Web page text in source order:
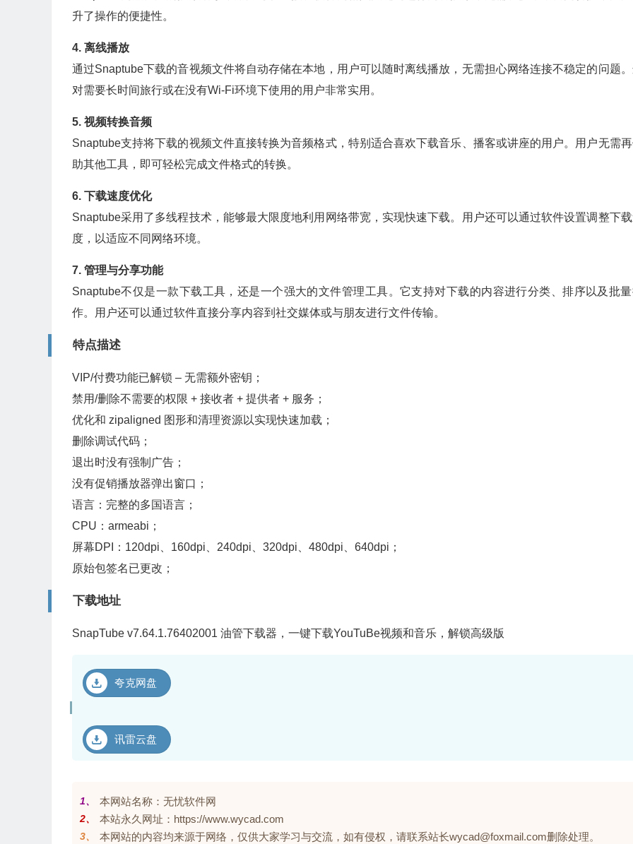
升了操作的便捷性。
4. 离线播放
通过Snaptube下载的音视频文件将自动存储在本地，用户可以随时离线播放，无需担心网络连接不稳定的问题
对需要长时间旅行或在没有Wi-Fi环境下使用的用户非常实用。
5. 视频转换音频
Snaptube支持将下载的视频文件直接转换为音频格式，特别适合喜欢下载音乐、播客或讲座的用户。用户无需
助其他工具，即可轻松完成文件格式的转换。
6. 下载速度优化
Snaptube采用了多线程技术，能够最大限度地利用网络带宽，实现快速下载。用户还可以通过软件设置调整下
度，以适应不同网络环境。
7. 管理与分享功能
Snaptube不仅是一款下载工具，还是一个强大的文件管理工具。它支持对下载的内容进行分类、排序以及批
作。用户还可以通过软件直接分享内容到社交媒体或与朋友进行文件传输。
特点描述
VIP/付费功能已解锁 – 无需额外密钥；
禁用/删除不需要的权限 + 接收者 + 提供者 + 服务；
优化和 zipaligned 图形和清理资源以实现快速加载；
删除调试代码；
退出时没有强制广告；
没有促销播放器弹出窗口；
语言：完整的多国语言；
CPU：armeabi；
屏幕DPI：120dpi、160dpi、240dpi、320dpi、480dpi、640dpi；
原始包签名已更改；
下载地址
SnapTube v7.64.1.76402001 油管下载器，一键下载YouTuBe视频和音乐，解锁高级版
夸克网盘
讯雷云盘
1、 本网站名称：无忧软件网
2、 本站永久网址：https://www.wycad.com
3、 本网站的内容均来源于网络，仅供大家学习与交流，如有侵权，请联系站长wycad@foxmail.com删除处理。